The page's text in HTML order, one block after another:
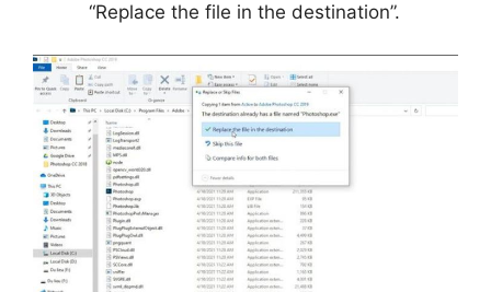
“Replace the file in the destination”.